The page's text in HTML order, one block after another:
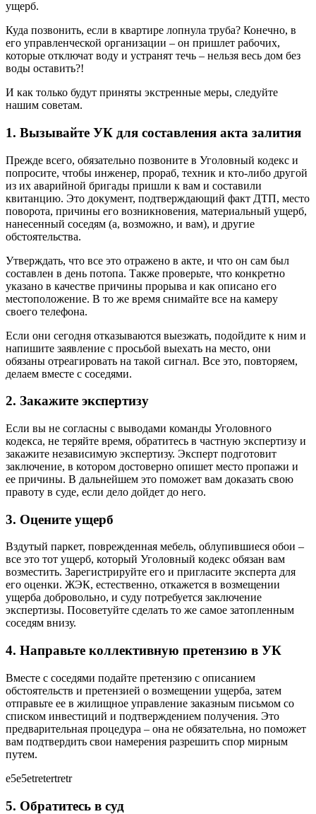
ущерб.
Куда позвонить, если в квартире лопнула труба? Конечно, в
его управленческой организации – он пришлет рабочих,
которые отключат воду и устранят течь – нельзя весь дом без
воды оставить?!
И как только будут приняты экстренные меры, следуйте
нашим советам.
1. Вызывайте УК для составления акта залития
Прежде всего, обязательно позвоните в Уголовный кодекс и
попросите, чтобы инженер, прораб, техник и кто-либо другой
из их аварийной бригады пришли к вам и составили
квитанцию. Это документ, подтверждающий факт ДТП, место
поворота, причины его возникновения, материальный ущерб,
нанесенный соседям (а, возможно, и вам), и другие
обстоятельства.
Утверждать, что все это отражено в акте, и что он сам был
составлен в день потопа. Также проверьте, что конкретно
указано в качестве причины прорыва и как описано его
местоположение. В то же время снимайте все на камеру
своего телефона.
Если они сегодня отказываются выезжать, подойдите к ним и
напишите заявление с просьбой выехать на место, они
обязаны отреагировать на такой сигнал. Все это, повторяем,
делаем вместе с соседями.
2. Закажите экспертизу
Если вы не согласны с выводами команды Уголовного
кодекса, не теряйте время, обратитесь в частную экспертизу и
закажите независимую экспертизу. Эксперт подготовит
заключение, в котором достоверно опишет место пропажи и
ее причины. В дальнейшем это поможет вам доказать свою
правоту в суде, если дело дойдет до него.
3. Оцените ущерб
Вздутый паркет, поврежденная мебель, облупившиеся обои –
все это тот ущерб, который Уголовный кодекс обязан вам
возместить. Зарегистрируйте его и пригласите эксперта для
его оценки. ЖЭК, естественно, откажется в возмещении
ущерба добровольно, и суду потребуется заключение
экспертизы. Посоветуйте сделать то же самое затопленным
соседям внизу.
4. Направьте коллективную претензию в УК
Вместе с соседями подайте претензию с описанием
обстоятельств и претензией о возмещении ущерба, затем
отправьте ее в жилищное управление заказным письмом со
списком инвестиций и подтверждением получения. Это
предварительная процедура – она ​​не обязательна, но поможет
вам подтвердить свои намерения разрешить спор мирным
путем.
e5e5etretertretr
5. Обратитесь в суд